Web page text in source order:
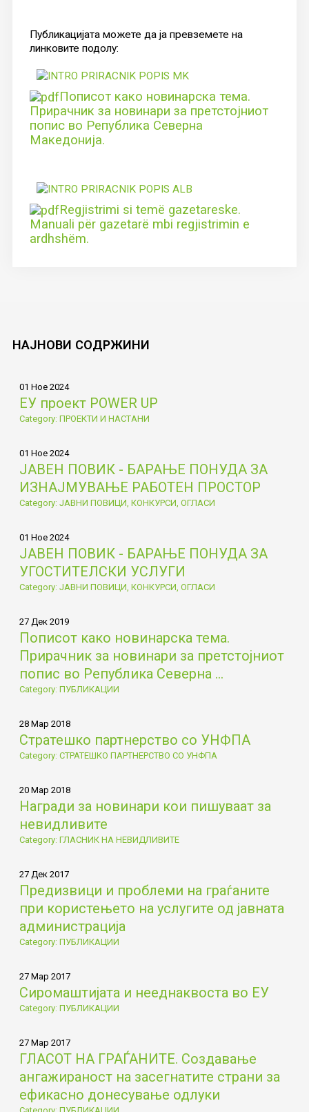
Публикацијата можете да ја превземете на
линковите подолу:
Пописот како новинарска тема.
Прирачник за новинари за претстојниот
попис во Република Северна
Македонија.
Regjistrimi si temë gazetareske.
Manuali për gazetarë mbi regjistrimin e
ardhshëm.
НАЈНОВИ СОДРЖИНИ
01 Ное 2024
ЕУ проект POWER UP
Category: ПРОЕКТИ И НАСТАНИ
01 Ное 2024
ЈАВЕН ПОВИК - БАРАЊЕ ПОНУДА ЗА
ИЗНАЈМУВАЊЕ РАБОТЕН ПРОСТОР
Category: ЈАВНИ ПОВИЦИ, КОНКУРСИ, ОГЛАСИ
01 Ное 2024
ЈАВЕН ПОВИК - БАРАЊЕ ПОНУДА ЗА
УГОСТИТЕЛСКИ УСЛУГИ
Category: ЈАВНИ ПОВИЦИ, КОНКУРСИ, ОГЛАСИ
27 Дек 2019
Пописот како новинарска тема.
Прирачник за новинари за претстојниот
попис во Република Северна ...
Category: ПУБЛИКАЦИИ
28 Мар 2018
Стратешко партнерство со УНФПА
Category: СТРАТЕШКО ПАРТНЕРСТВО СО УНФПА
20 Мар 2018
Награди за новинари кои пишуваат за
невидливите
Category: ГЛАСНИК НА НЕВИДЛИВИТЕ
27 Дек 2017
Предизвици и проблеми на граѓаните
при користењето на услугите од јавната
администрација
Category: ПУБЛИКАЦИИ
27 Мар 2017
Сиромаштијата и нееднаквоста во ЕУ
Category: ПУБЛИКАЦИИ
27 Мар 2017
ГЛАСОТ НА ГРАЃАНИТЕ. Создавање
ангажираност на засегнатите страни за
ефикасно донесување одлуки